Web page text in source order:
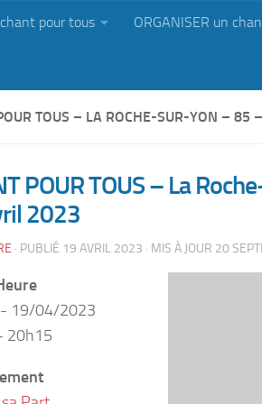
pour tous ORGANISER un
TOUS – LA ROCHE-SUR-YON – 85
POUR TOUS – La
2023
· PUBLIÉ 19 AVRIL 2023 · MIS À JOUR 20
- 19/04/2023
20h15